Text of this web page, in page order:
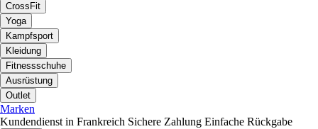
CrossFit
Yoga
Kampfsport
Kleidung
Fitnessschuhe
Ausrüstung
Outlet
Marken
Kundendienst in Frankreich Sichere Zahlung Einfache Rückgabe